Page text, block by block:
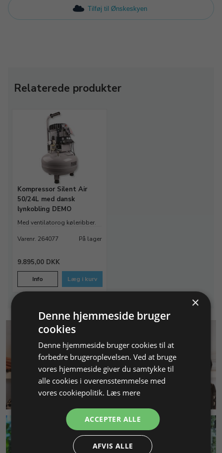
Tilføj til Ønskeskyen
Relaterede produkter
Kompressor Silent Air
50/24L med dansk
lynkobling DEMO
Med ventilatorog køleribber.
Varenr. 264077
På lager
9.895,00 DKK
Info Læg i kurv
KUNDESERVICE
×
Denne hjemmeside bruger
cookies
Denne hjemmeside bruger cookies til at
forbedre brugeroplevelsen. Ved at bruge
vores hjemmeside giver du samtykke til
alle cookies i overensstemmelse med
vores cookiepolitik. Læs mere
ACCEPTER ALLE
AFVIS ALLE